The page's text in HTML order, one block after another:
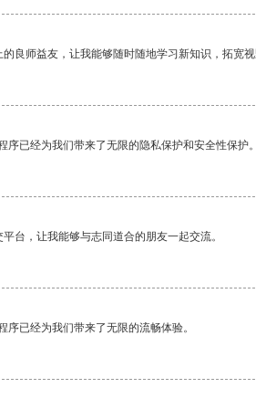
良师益友，让我能够随时随地学习新知识，拓宽
序已经为我们带来了无限的隐私保护和安全性保护
台，让我能够与志同道合的朋友一起交流。
序已经为我们带来了无限的流畅体验。